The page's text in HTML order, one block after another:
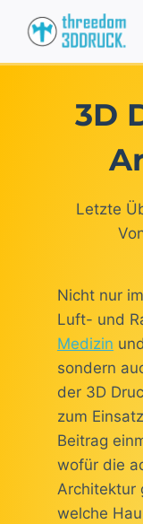
Inhalt
springen
3D
Letzte
Nicht nur
Luft- und
Medizin
sondern
der 3D
zum
Beitrag
wofür die
Architektur
welche